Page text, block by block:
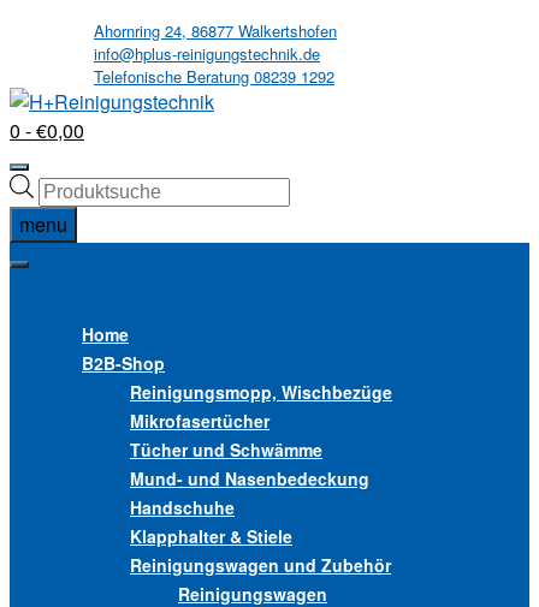
content
Ahornring 24, 86877 Walkertshofen
info@hplus-reinigungstechnik.de
Telefonische Beratung 08239 1292
0 - €0,00
Products
search
menu
Home
B2B-Shop
Reinigungsmopp, Wischbezüge
Mikrofasertücher
Tücher und Schwämme
Mund- und Nasenbedeckung
Handschuhe
Klapphalter & Stiele
Reinigungswagen und Zubehör
Reinigungswagen